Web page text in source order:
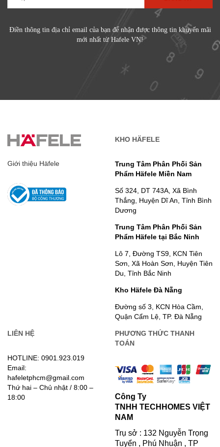
Điền thông tin địa chỉ email của bạn để nhận được thông tin khuyến mãi
mới nhất từ Hafele VN!
Giới thiệu Häfele
KHO HÄFELE
Trung Tâm Phân Phối Sản
Phẩm Häfele Miền Nam
Số 324, DT 743A, Xã Bình
Thắng, Huyện Dĩ An, Tỉnh Bình
Dương
Trung Tâm Phân Phối Sản
Phẩm Häfele tại Bắc Ninh
Lô 7, Đường TS9, KCN Tiên
Sơn, Xã Hoàn Sơn, Huyện Tiên
Du, Tỉnh Bắc Ninh
Kho Häfele Đà Nẵng
Đường số 3, KCN Hòa Cầm,
Quận Cẩm Lệ, TP. Đà Nẵng
LIÊN HỆ
HOTLINE: 0901.923.019
Email:
hafeletphcm@gmail.com
Thứ hai – Chủ nhật / 8:00 –
18:00
PHƯƠNG THỨC THANH
TOÁN
Công Ty
TNHH TECHHOMES VIỆT
NAM
Trụ sở : 132 Nguyễn Trọng
Tuyển , Phú Nhuận , TP